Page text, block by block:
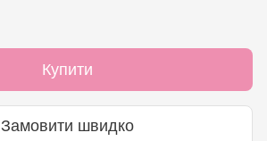
Купити
Замовити швидко